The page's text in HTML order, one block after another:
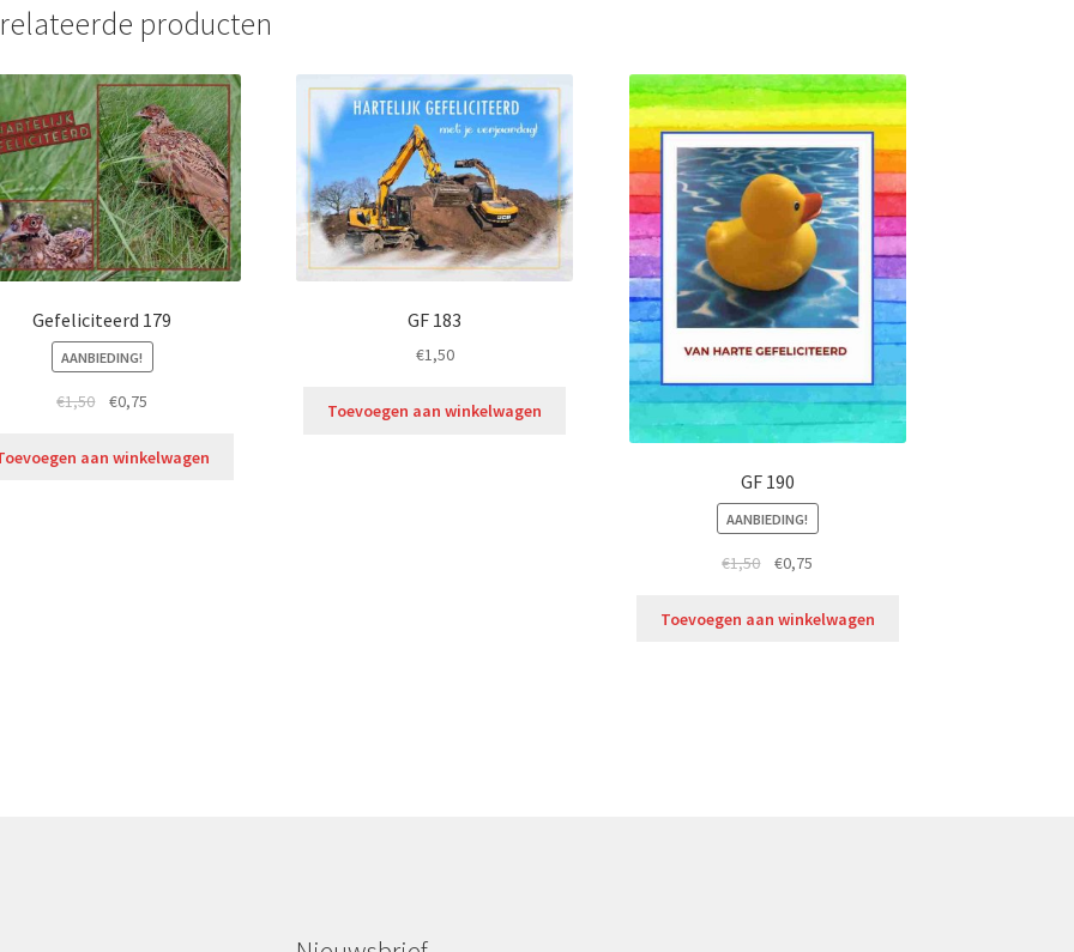
producten
Gefeliciteerd 179
AANBIEDING!
€1,50 €0,75
aan winkelwagen
GF 183
€1,50
Toevoegen aan winkelwagen
GF 190
AANBIEDING!
€1,50 €0,75
Toevoegen aan winkelwagen